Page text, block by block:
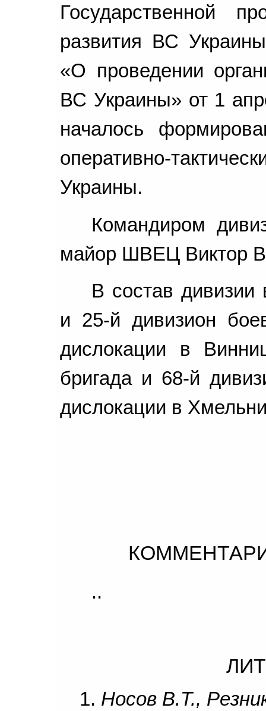
Государственной
развития ВС
«О проведении
ВС Украины» от 1
началось
оперативно-
Украины.
Командиром
майор ШВЕЦ Виктор
В состав дивизии
и 25-й дивизион
дислокации в
бригада и 68-й
дислокации в
..
Носов В.Т.,